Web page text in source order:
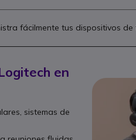
fácilmente tus dispositivos
en
sistemas de